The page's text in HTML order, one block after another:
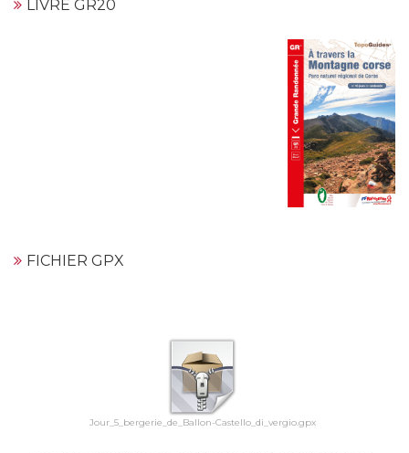
LIVRE GR20
FICHIER GPX
Jour_5_bergerie_de_Ballon-Castello_di_vergio.gpx